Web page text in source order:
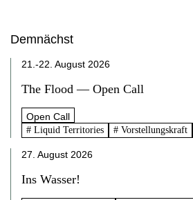
Demnächst
21.-22. August 2026
The Flood — Open Call
Open Call
# Liquid Territories # Vorstellungskraft
27. August 2026
Ins Wasser!